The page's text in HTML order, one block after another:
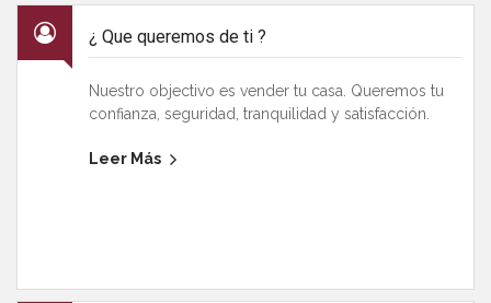
¿ Que queremos de ti ?
Nuestro objectivo es vender tu casa. Queremos tu
confianza, seguridad, tranquilidad y satisfacción.
Leer Más